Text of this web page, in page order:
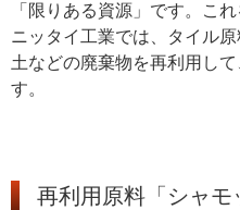
「限りある資源」です。こ
ニッタイ工業では、タイル
土などの廃棄物を再利用し
す。
再利用原料「シャモ